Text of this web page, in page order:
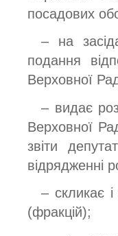
посадових
– на
подання
Верховної
– видає
Верховної
звіти
відрядженні
– скликає
(фракцій);